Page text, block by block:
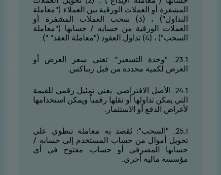
المشفرة أو العملات الورقية بين العملاء ("معاملة
التداول") ، (3) سحب العملات المشفرة أو
العملات الورقية من حسابه / حسابها ("معاملة
السحب") ، (4) تداول العقود ("معاملة العقد" ").
1.32. "وحدة التسعير": تعني سعر العرض أو
العرض لكمية محددة من قبل زيباكس.
1.42. الأصل الافتراضي: يعني تمثيل رقمي للقيمة
التي يمكن تداولها أو نقلها رقمياً ويمكن استخدامها
لأغراض الدفع أو الاستثمار.
1.52. "السحب": يُقصد به معاملة تنطوي على
تحويل أموال من حساب المستخدم إلى حسابه /
حسابها المصرفي أو حساب مفتوح في أي
مؤسسة مالية أخرى.